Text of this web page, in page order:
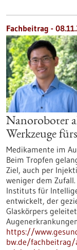
Fachbeitrag -
Nanoroboter
Werkzeuge
Medikamente im
Beim Tropfen
Ziel, auch per
weniger dem
Instituts für
entwickelt, der
Glaskörpers
https://
bw.de/